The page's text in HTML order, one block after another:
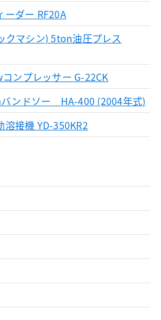
ーダー RF20A
クマシン) 5ton油圧プレス
ンプレッサー G-22CK
バンドソー HA-400 (2004年式)
溶接機 YD-350KR2